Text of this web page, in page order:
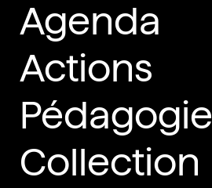
Agenda
Actions
Pédagogie
Collection